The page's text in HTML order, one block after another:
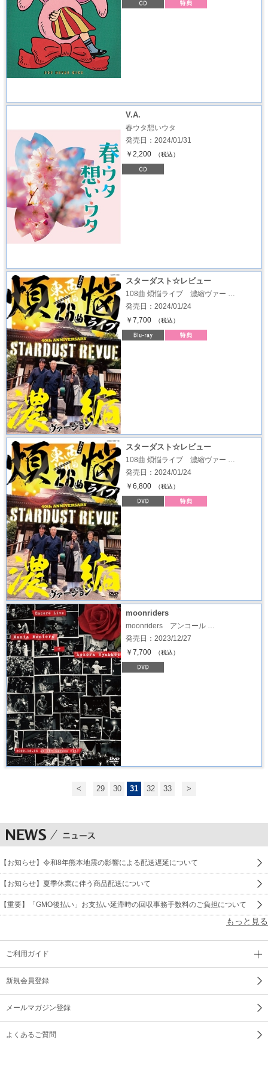
V.A.
春ウタ想いウタ
発売日：2024/01/31
￥2,200
（税込）
スターダスト☆レビュー
108曲 煩悩ライブ 濃縮ヴァー …
発売日：2024/01/24
￥7,700
（税込）
スターダスト☆レビュー
108曲 煩悩ライブ 濃縮ヴァー …
発売日：2024/01/24
￥6,800
（税込）
moonriders
moonriders アンコール …
発売日：2023/12/27
￥7,700
（税込）
< 29 30 31 32 33 >
【お知らせ】令和8年熊本地震の影響による配送遅延について
【お知らせ】夏季休業に伴う商品配送について
【重要】「GMO後払い」お支払い延滞時の回収事務手数料のご負担について
もっと見る
ご利用ガイド
新規会員登録
メールマガジン登録
よくあるご質問